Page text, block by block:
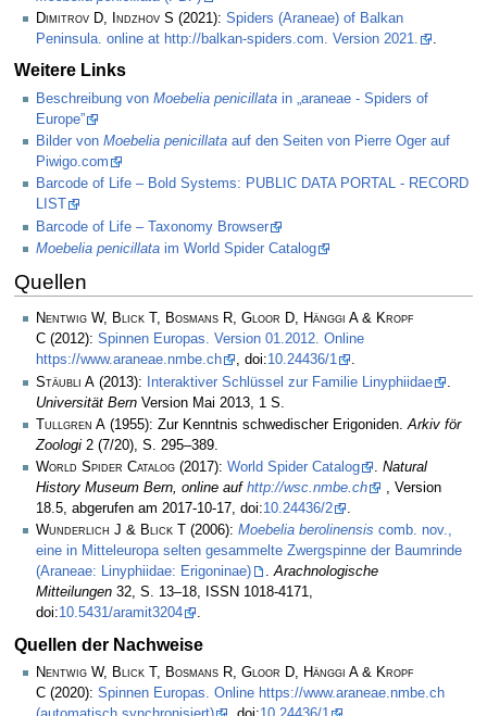
Dimitrov D, Indzhov S (2021): Spiders (Araneae) of Balkan
Peninsula. online at http://balkan-spiders.com. Version 2021.
Weitere Links
Beschreibung von Moebelia penicillata in „araneae - Spiders of
Europe”
Bilder von Moebelia penicillata auf den Seiten von Pierre Oger auf
Piwigo.com
Barcode of Life – Bold Systems: PUBLIC DATA PORTAL - RECORD
LIST
Barcode of Life – Taxonomy Browser
Moebelia penicillata im World Spider Catalog
Quellen
Nentwig W, Blick T, Bosmans R, Gloor D, Hänggi A & Kropf
C (2012): Spinnen Europas. Version 01.2012. Online
https://www.araneae.nmbe.ch
, doi:10.24436/1
.
Stäubli A (2013): Interaktiver Schlüssel zur Familie Linyphiidae
Universität Bern Version Mai 2013, 1 S.
Tullgren A (1955): Zur Kenntnis schwedischer Erigoniden.Arkiv för
Zoologi 2 (7/20), S. 295–389.
World Spider Catalog (2017): World Spider Catalog . Natural
History Museum Bern, online auf http://wsc.nmbe.ch
, Version
18.5, abgerufen am 2017-10-17, doi:10.24436/2
.
Wunderlich J & Blick T
(2006): Moebelia berolinensis comb. nov.,
eine in Mitteleuropa selten gesammelte Zwergspinne der Baumrinde
(Araneae: Linyphiidae: Erigoninae)
.Arachnologische
Mitteilungen 32, S. 13–18, ISSN 1018-4171,
doi:10.5431/aramit3204 .
Quellen der Nachweise
Nentwig W, Blick T, Bosmans R, Gloor D, Hänggi A & Kropf
C (2020): Spinnen Europas. Online https://www.araneae.nmbe.ch